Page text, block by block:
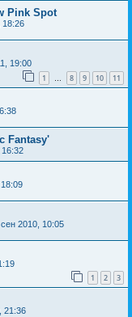
Pink Spot
18:26
19:00
1 … 8 9 10 11
Fantasy'
2010, 10:05
1 2 3
21:36